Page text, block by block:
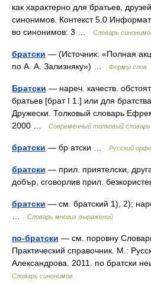
как характерно для братьев,
синонимов. Контекст 5.0
во синонимов: 3 …
Словарь
братски — (Источник: «Полная
по А. А. Зализняку») …
Формы слов
Братски — нареч. качеств.
братьев [брат I 1.] или для
Дружески. Толковый словарь
2000 …
Современный толковый
братски — бр атски … Русский
братски — прил. приятелски,
добър, сговорлив прил.
братски — см. братский 1), 2);
Словарь многих выражений
по-братски — см. поровну
Практический справочник. М.:
Александрова. 2011. по братски
Словарь синонимов